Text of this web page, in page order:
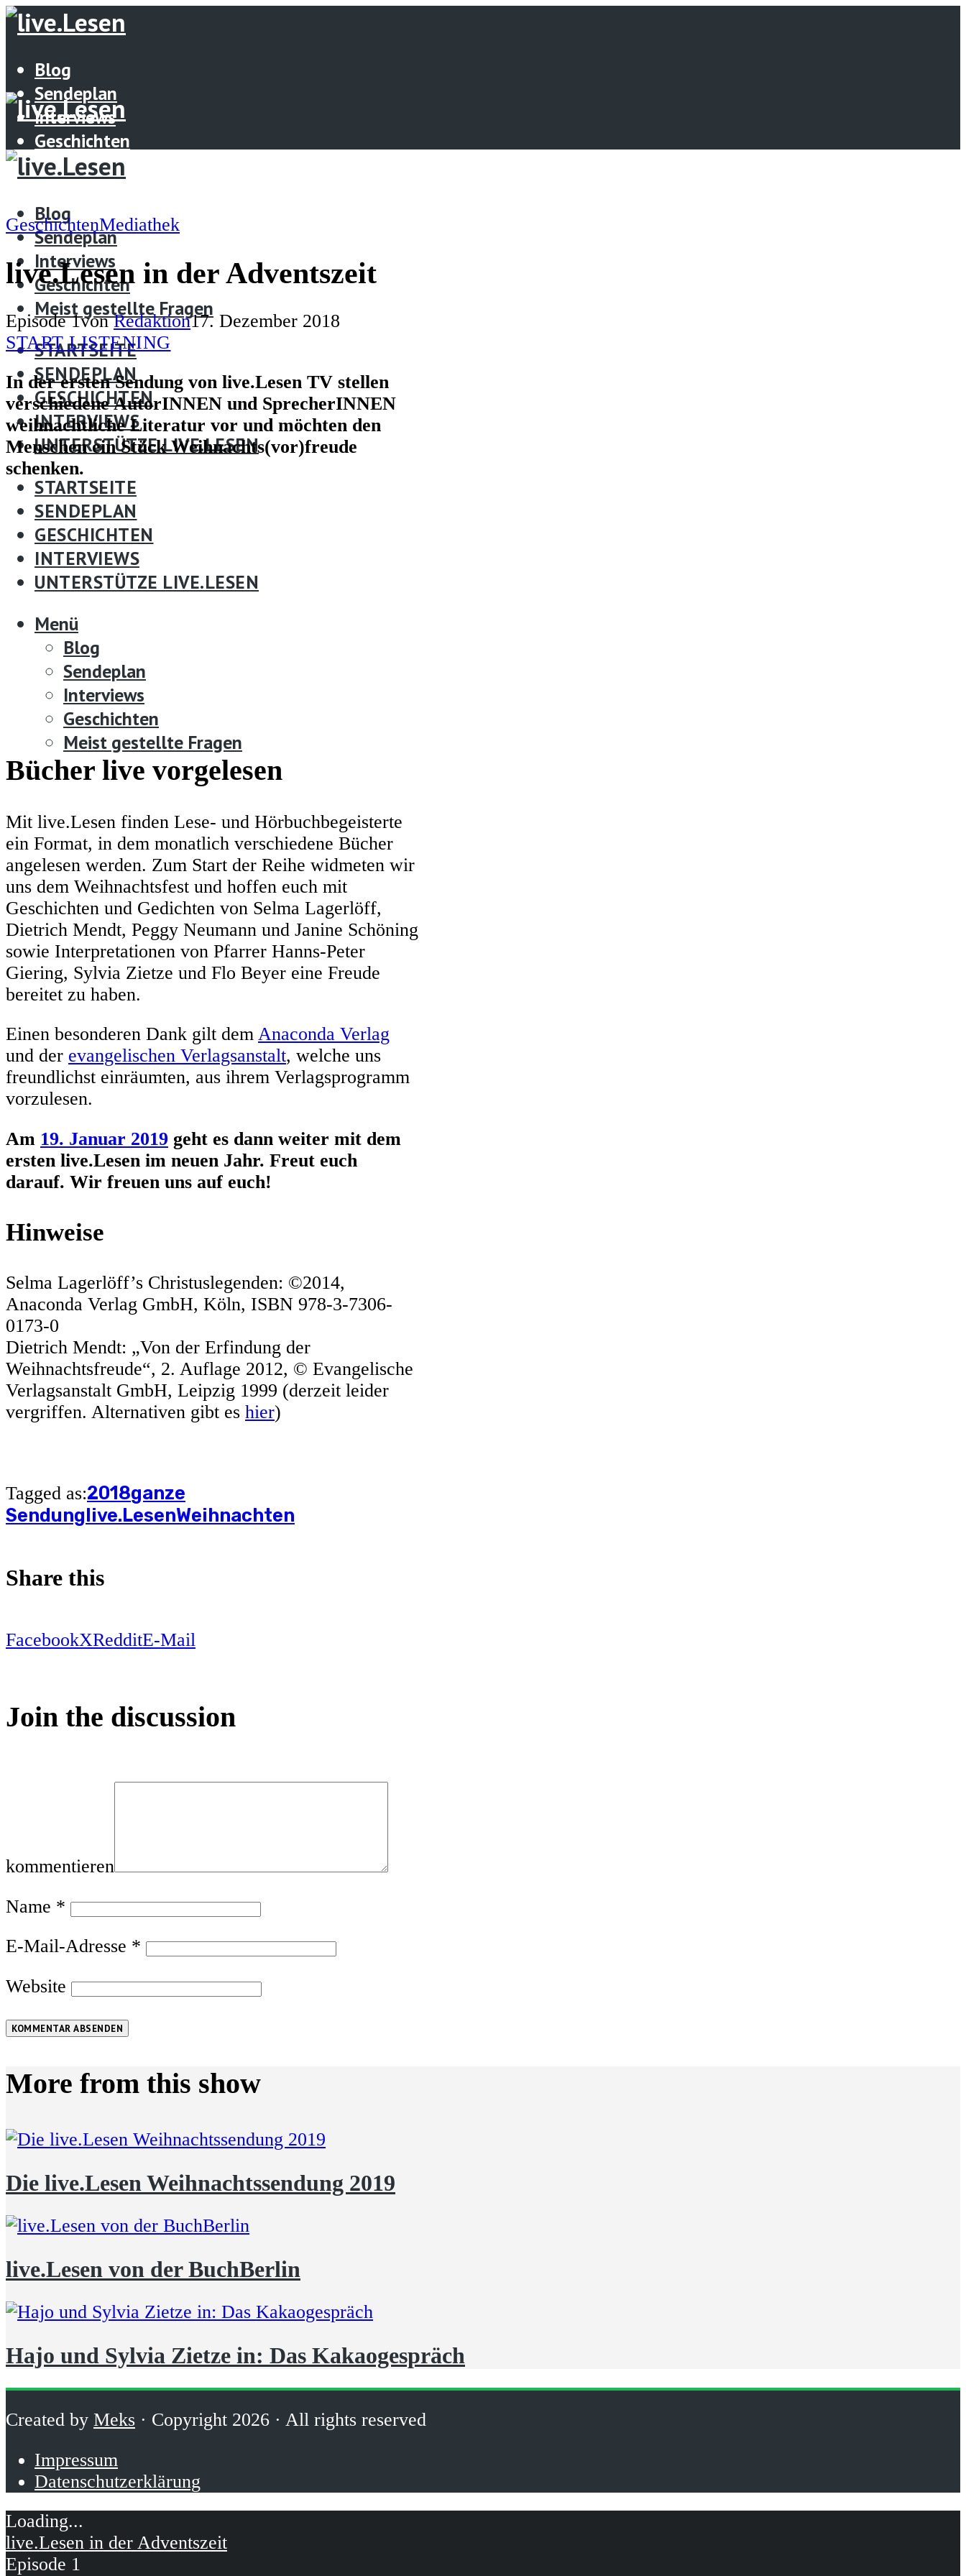
Blog
Sendeplan
Interviews
Geschichten
Meist gestellte Fragen
STARTSEITE
SENDEPLAN
GESCHICHTEN
INTERVIEWS
UNTERSTÜTZE LIVE.LESEN
STARTSEITE
SENDEPLAN
GESCHICHTEN
INTERVIEWS
UNTERSTÜTZE LIVE.LESEN
Menü
Blog
Sendeplan
Interviews
Geschichten
Meist gestellte Fragen
Blog
Sendeplan
Interviews
Geschichten
Meist gestellte Fragen
STARTSEITE
SENDEPLAN
GESCHICHTEN
INTERVIEWS
UNTERSTÜTZE LIVE.LESEN
STARTSEITE
SENDEPLAN
GESCHICHTEN
INTERVIEWS
UNTERSTÜTZE LIVE.LESEN
Menü
Blog
Sendeplan
Interviews
Geschichten
Meist gestellte Fragen
GeschichtenMediathek
live.Lesen in der Adventszeit
Episode 1vonRedaktion17. Dezember 2018
START LISTENING
In der ersten Sendung von live.Lesen TV stellen
verschiedene AutorINNEN und SprecherINNEN
weihnachtliche Literatur vor und möchten den
Menschen ein Stück Weihnachts(vor)freude
schenken.
Bücher live vorgelesen
Mit live.Lesen finden Lese- und Hörbuchbegeisterte
ein Format, in dem monatlich verschiedene Bücher
angelesen werden. Zum Start der Reihe widmeten wir
uns dem Weihnachtsfest und hoffen euch mit
Geschichten und Gedichten von Selma Lagerlöff,
Dietrich Mendt, Peggy Neumann und Janine Schöning
sowie Interpretationen von Pfarrer Hanns-Peter
Giering, Sylvia Zietze und Flo Beyer eine Freude
bereitet zu haben.
Einen besonderen Dank gilt dem Anaconda Verlag
und der evangelischen Verlagsanstalt, welche uns
freundlichst einräumten, aus ihrem Verlagsprogramm
vorzulesen.
Am 19. Januar 2019 geht es dann weiter mit dem
ersten live.Lesen im neuen Jahr. Freut euch
darauf. Wir freuen uns auf euch!
Hinweise
Selma Lagerlöff’s Christuslegenden: ©2014,
Anaconda Verlag GmbH, Köln, ISBN 978-3-7306-
0173-0
Dietrich Mendt: „Von der Erfindung der
Weihnachtsfreude“, 2. Auflage 2012, © Evangelische
Verlagsanstalt GmbH, Leipzig 1999 (derzeit leider
vergriffen. Alternativen gibt es hier)
Tagged as:2018ganze
Sendunglive.LesenWeihnachten
Share this
FacebookXRedditE-Mail
Join the discussion
kommentieren
Name *
E-Mail-Adresse *
Website
KOMMENTAR ABSENDEN
More from this show
Die live.Lesen Weihnachtssendung 2019
live.Lesen von der BuchBerlin
Hajo und Sylvia Zietze in: Das Kakaogespräch
Created by Meks · Copyright 2026 · All rights reserved
Impressum
Datenschutzerklärung
live.Lesen in der Adventszeit
Episode 1